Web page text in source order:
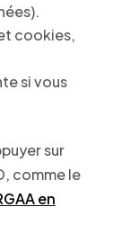
cookies,
si vous
sur
comme le
en